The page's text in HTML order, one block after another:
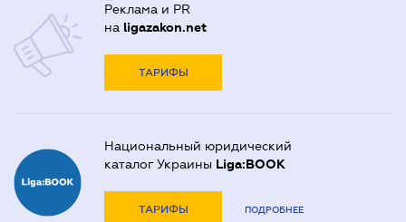
Реклама и PR
на ligazakon.net
ТАРИФЫ
Национальный юридический
каталог Украины Liga:BOOK
ТАРИФЫ ПОДРОБНЕЕ